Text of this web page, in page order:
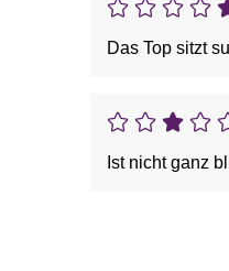
Das Top sitzt
Ist nicht ganz